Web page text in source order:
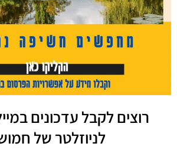
רוצים לקבל עדכונים
לניוזלטר של